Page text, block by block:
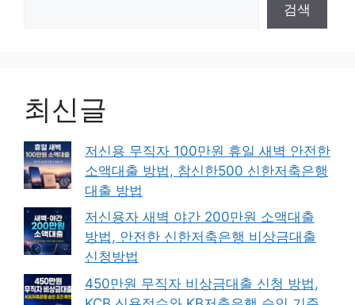
검색
최신글
저신용 무직자 100만원 휴일 새벽 안전한
소액대출 방법, 참신한500 신한저축은행
대출 방법
저신용자 새벽 야간 200만원 소액대출
방법, 안전한 신한저축은행 비상금대출
신청방법
450만원 무직자 비상금대출 신청 방법,